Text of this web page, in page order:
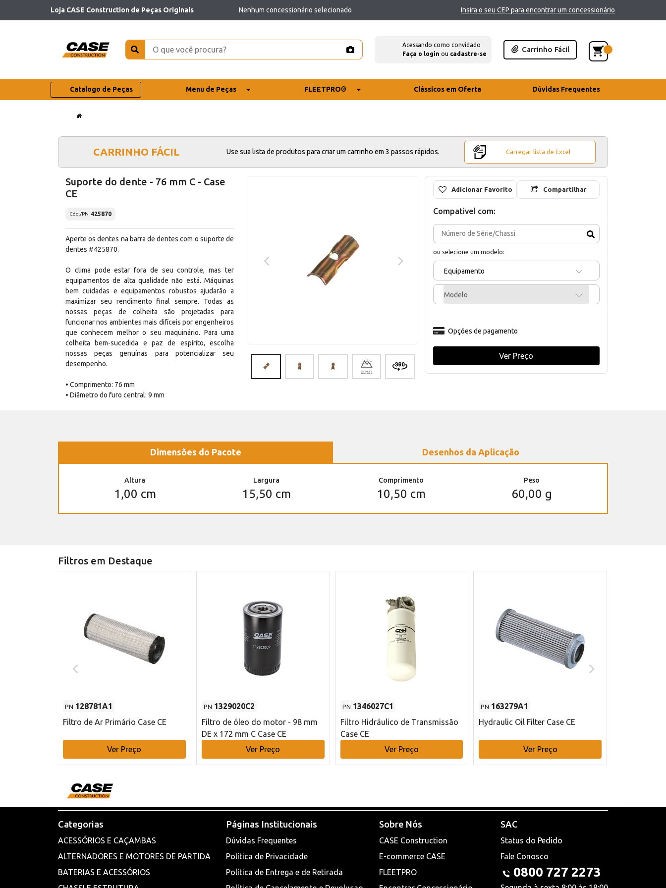
Loja CASE Construction de Peças Originais Nenhum concessionário selecionado Insira o seu CEP para encontrar um concessionário
Acessando como convidado
Faça o login ou cadastre-se
Carrinho Fácil
Catalogo de Peças Menu de Peças FLEETPRO® Clássicos em Oferta Dúvidas Frequentes
CARRINHO FÁCIL Use sua lista de produtos para criar um carrinho em 3 passos rápidos. Carregar lista de Excel
Suporte do dente - 76 mm C - Case
CE
Cód./PN 425870
Aperte os dentes na barra de dentes com o suporte de
dentes #425870.
O clima pode estar fora de seu controle, mas ter
equipamentos de alta qualidade não está. Máquinas
bem cuidadas e equipamentos robustos ajudarão a
maximizar seu rendimento final sempre. Todas as
nossas peças de colheita são projetadas para
funcionar nos ambientes mais difíceis por engenheiros
que conhecem melhor o seu maquinário. Para uma
colheita bem-sucedida e paz de espírito, escolha
nossas peças genuínas para potencializar seu
desempenho.
• Comprimento: 76 mm
• Diâmetro do furo central: 9 mm
Adicionar Favorito Compartilhar
Compativel com:
ou selecione um modelo:
Equipamento
Modelo
Opções de pagamento
Ver Preço
Dimensões do Pacote Desenhos da Aplicação
Altura
1,00 cm
Largura
15,50 cm
Comprimento
10,50 cm
Peso
60,00 g
Filtros em Destaque
PN 128781A1
Filtro de Ar Primário Case CE
Ver Preço
PN 1329020C2
Filtro de óleo do motor - 98 mm
DE x 172 mm C Case CE
Ver Preço
PN 1346027C1
Filtro Hidráulico de Transmissão
Case CE
Ver Preço
PN 163279A1
Hydraulic Oil Filter Case CE
Ver Preço
Categorias
ACESSÓRIOS E CAÇAMBAS
ALTERNADORES E MOTORES DE PARTIDA
BATERIAS E ACESSÓRIOS
Páginas Institucionais
Dúvidas Frequentes
Política de Privacidade
Política de Entrega e de Retirada
Sobre Nós
CASE Construction
E-commerce CASE
FLEETPRO
SAC
Status do Pedido
Fale Conosco
0800 727 2273